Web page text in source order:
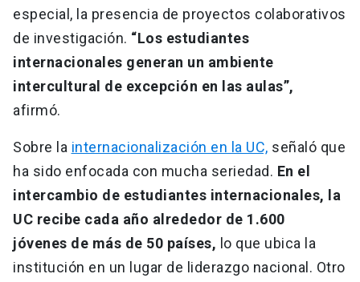
especial, la presencia de proyectos colaborativos
de investigación. “Los estudiantes
internacionales generan un ambiente
intercultural de excepción en las aulas”,
afirmó.
Sobre la internacionalización en la UC, señaló que
ha sido enfocada con mucha seriedad. En el
intercambio de estudiantes internacionales, la
UC recibe cada año alrededor de 1.600
jóvenes de más de 50 países, lo que ubica la
institución en un lugar de liderazgo nacional. Otro